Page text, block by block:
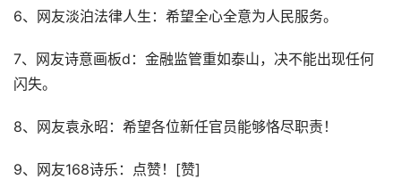
6、网友淡泊法律人生：希望全心全意为人民服务。
7、网友诗意画板d：金融监管重如泰山，决不能出现任何
闪失。
8、网友袁永昭：希望各位新任官员能够恪尽职责！
9、网友168诗乐：点赞！[赞]